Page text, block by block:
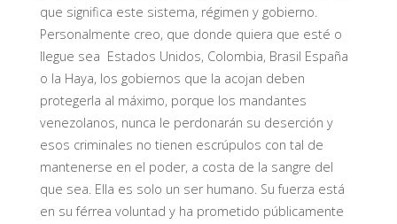
que significa este sistema, régimen y gobierno.
Personalmente creo, que donde quiera que esté o
llegue sea Estados Unidos, Colombia, Brasil España
o la Haya, los gobiernos que la acojan deben
protegerla al máximo, porque los mandantes
venezolanos, nunca le perdonarán su deserción y
esos criminales no tienen escrúpulos con tal de
mantenerse en el poder, a costa de la sangre del
que sea. Ella es solo un ser humano. Su fuerza está
en su férrea voluntad y ha prometido públicamente